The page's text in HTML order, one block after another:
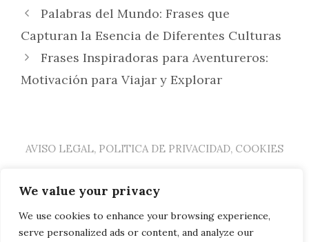
We value your privacy
We use cookies to enhance your browsing experience,
serve personalized ads or content, and analyze our
Palabras del Mundo: Frases que
Capturan la Esencia de Diferentes Culturas
Frases Inspiradoras para Aventureros:
Motivación para Viajar y Explorar
AVISO LEGAL, POLITICA DE PRIVACIDAD, COOKIES
General Hogar Familia